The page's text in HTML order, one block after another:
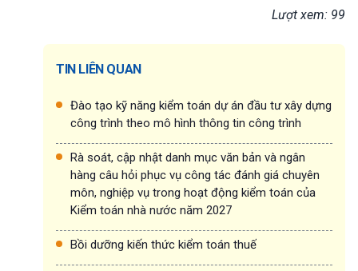
Lượt xem: 99
TIN LIÊN QUAN
Đào tạo kỹ năng kiểm toán dự án đầu tư xây dựng
công trình theo mô hình thông tin công trình
Rà soát, cập nhật danh mục văn bản và ngân
hàng câu hỏi phục vụ công tác đánh giá chuyên
môn, nghiệp vụ trong hoạt động kiểm toán của
Kiểm toán nhà nước năm 2027
Bồi dưỡng kiến thức kiểm toán thuế